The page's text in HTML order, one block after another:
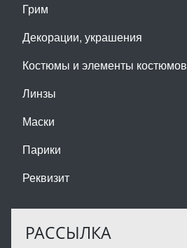
Грим
Декорации, украшения
Костюмы и элементы костюмов
Линзы
Маски
Парики
Реквизит
РАССЫЛКА